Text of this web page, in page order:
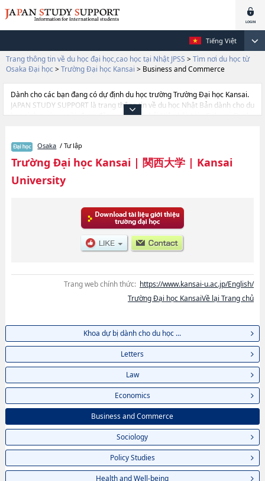
Tiếng Việt
Trang thông tin về du học đại học,cao học tại Nhật JPSS > Tìm nơi du học từ
Osaka Đại học > Trường Đại học Kansai > Business and Commerce
Dành cho các bạn đang có dự định du học trường Trường Đại học Kansai.
JAPAN STUDY SUPPORT là trang thông tin về du học Nhật Bản dành cho du
học sinh nước ngoài, được đồng vận hành bởi Hiệp hội Asia Gakusei Bunka
KansaihoặcNgành LettershoặcNgành LawhoặcNgành
EconomicshoặcNgành Business and CommercehoặcNgành
SociologyhoặcNgành Policy StudieshoặcNgành Health and Well-
beinghoặcNgành InformaticshoặcNgành Safety SciencehoặcNgành
and Bioengineering của Trường Đại học Kansai cũng như thông tin chi tiết
về từng ngành học, nên nếu bạn đang tìm hiểu thông tin du học liên quan
tới Trường Đại học Kansai thì hãy sử dụng trang web này.Ngoài ra còn có
cả thông tin của khoảng 1.300 trường đại học, cao học, trường đại học
ngắn hạn, trường chuyên môn đang tiếp nhận du học sinh.
Osaka / Tư lập
Trường Đại học Kansai| 関西大学| Kansai
University
Trang web chính thức: https://www.kansai-u.ac.jp/English/
Trường Đại học KansaiVề lại Trang chủ
Khoa dự bị dành cho du học ...
Letters
Law
Economics
Business and Commerce
Sociology
Policy Studies
Health and Well-being